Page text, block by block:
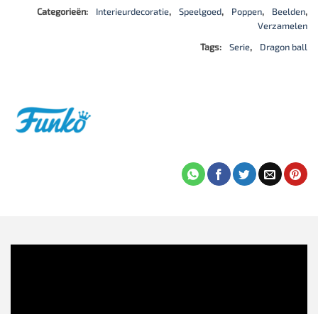
Categorieën:
Interieurdecoratie, Speelgoed, Poppen, Beelden,
Verzamelen
Tags:
Serie, Dragon ball